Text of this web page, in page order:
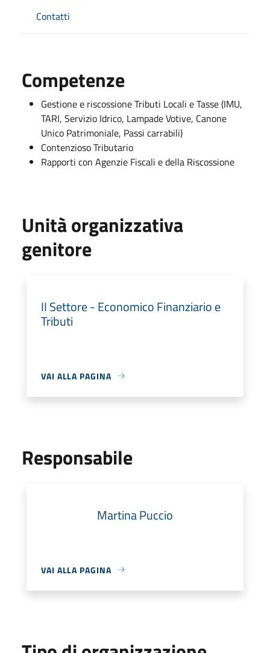
Contatti
Competenze
Gestione e riscossione Tributi Locali e Tasse (IMU,
TARI, Servizio Idrico, Lampade Votive, Canone
Unico Patrimoniale, Passi carrabili)
Contenzioso Tributario
Rapporti con Agenzie Fiscali e della Riscossione
Unità organizzativa
genitore
II Settore - Economico Finanziario e
Tributi
VAI ALLA PAGINA
Responsabile
Martina Puccio
VAI ALLA PAGINA